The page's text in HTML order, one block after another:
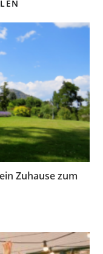
Zuhause zum